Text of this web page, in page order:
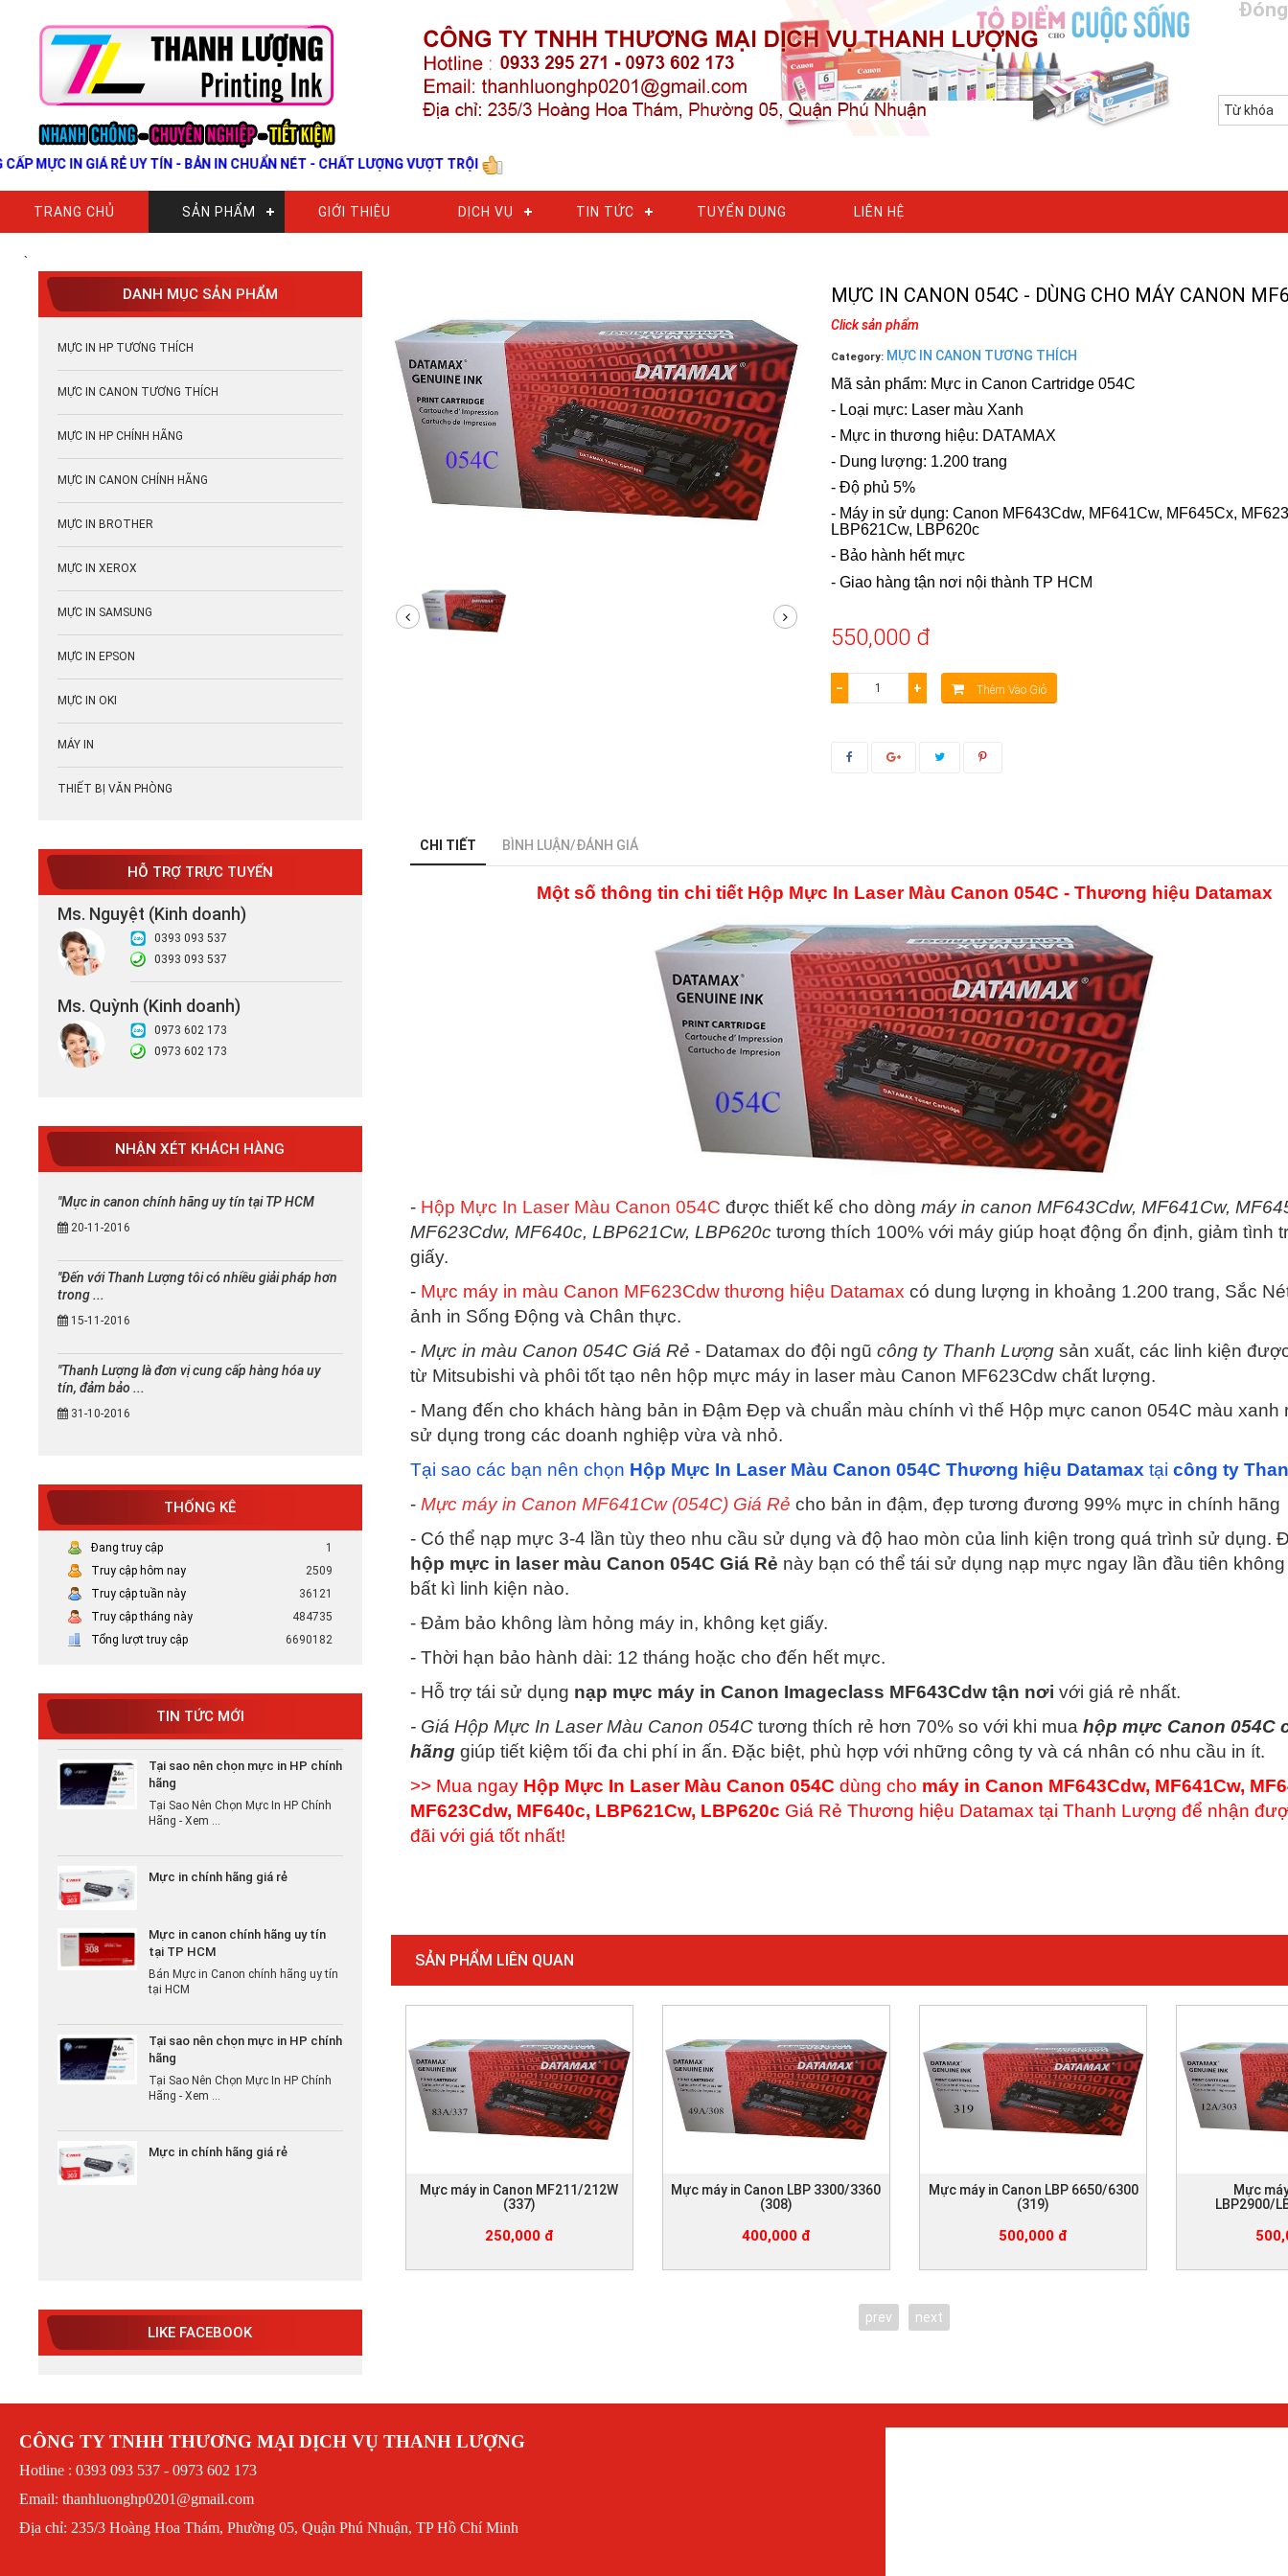
Đóng
IN GIÁ RẺ UY TÍN - BẢN IN CHUẨN NÉT - CHẤT LƯỢNG VƯỢT TRỘI
TRANG CHỦ SẢN PHẨM GIỚI THIỆU DỊCH VỤ TIN TỨC TUYỂN DỤNG LIÊN HỆ
`
DANH MỤC SẢN PHẨM
MỰC IN HP TƯƠNG THÍCH
MỰC IN CANON TƯƠNG THÍCH
MỰC IN HP CHÍNH HÃNG
MỰC IN CANON CHÍNH HÃNG
MỰC IN BROTHER
MỰC IN XEROX
MỰC IN SAMSUNG
MỰC IN EPSON
MỰC IN OKI
MÁY IN
THIẾT BỊ VĂN PHÒNG
HỖ TRỢ TRỰC TUYẾN
Ms. Nguyệt (Kinh doanh)
0393 093 537
0393 093 537
Ms. Quỳnh (Kinh doanh)
0973 602 173
0973 602 173
NHẬN XÉT KHÁCH HÀNG
"Mực in canon chính hãng uy tín tại TP HCM
20-11-2016
"Đến với Thanh Lượng tôi có nhiều giải pháp hơn
trong ...
15-11-2016
"Thanh Lượng là đơn vị cung cấp hàng hóa uy
tín, đảm bảo ...
31-10-2016
THỐNG KÊ
Đang truy cập
1
Truy cập hôm nay
2509
Truy cập tuần này
36121
Truy cập tháng này
484735
Tổng lượt truy cập
6690182
TIN TỨC MỚI
Mực in canon chính hãng uy tín
tại HCM
Tại sao nên chọn mực in HP chính
hãng
Tại Sao Nên Chọn Mực In HP Chính
Hãng - Xem ...
Mực in chính hãng giá rẻ
tại TP HCM
Bán Mực in Canon chính hãng uy tín
tại HCM
Tại sao nên chọn mực in HP chính
hãng
Tại Sao Nên Chọn Mực In HP Chính
Hãng - Xem ...
Mực in chính hãng giá rẻ
LIKE FACEBOOK
MỰC IN CANON 054C - DÙNG CHO MÁY CANON
Click sản phẩm
Category: MỰC IN CANON TƯƠNG THÍCH
Mã sản phẩm: Mực in Canon Cartridge 054C
- Loại mực: Laser màu Xanh
- Mực in thương hiệu: DATAMAX
- Dung lượng: 1.200 trang
- Độ phủ 5%
- Máy in sử dụng: Canon MF643Cdw, MF641Cw, MF645Cx,
LBP621Cw, LBP620c
- Bảo hành hết mực
- Giao hàng tận nơi nội thành TP HCM
550,000 đ
− + Thêm Vào Giỏ
CHI TIẾT BÌNH LUẬN/ĐÁNH GIÁ
Một số thông tin chi tiết Hộp Mực In Laser Màu Canon 054C - Thương hiệu Datamax
- Hộp Mực In Laser Màu Canon 054C được thiết kế cho dòng máy in canon MF643Cdw, MF641Cw,
MF623Cdw, MF640c, LBP621Cw, LBP620ctương thích 100% với máy giúp hoạt động ổn định, giảm tình
giấy.
- Mực máy in màu Canon MF623Cdw thương hiệu Datamax có dung lượng in khoảng 1.200 trang, Sắc
ảnh in Sống Động và Chân thực.
- Mực in màu Canon 054C Giá Rẻ - Datamax do đội ngũ công ty Thanh Lượngsản xuất, các linh kiện
từ Mitsubishi và phôi tốt tạo nên hộp mực máy in laser màu Canon MF623Cdw chất lượng.
- Mang đến cho khách hàng bản in Đậm Đẹp và chuẩn màu chính vì thế Hộp mực canon 054C màu xanh
sử dụng trong các doanh nghiệp vừa và nhỏ.
Tại sao các bạn nên chọn Hộp Mực In Laser Màu Canon 054C Thương hiệu Datamaxtại công ty
- Mực máy in Canon MF641Cw (054C) Giá Rẻ cho bản in đậm, đẹp tương đương 99% mực in chính hãng
- Có thể nạp mực 3-4 lần tùy theo nhu cầu sử dụng và độ hao mòn của linh kiện trong quá trình sử dụng.
hộp mực in laser màu Canon 054C Giá Rẻ này bạn có thể tái sử dụng nạp mực ngay lần đầu tiên
bất kì linh kiện nào.
- Đảm bảo không làm hỏng máy in, không kẹt giấy.
- Thời hạn bảo hành dài: 12 tháng hoặc cho đến hết mực.
- Hỗ trợ tái sử dụng nạp mực máy in Canon Imageclass MF643Cdw tận nơi với giá rẻ nhất.
- Giá Hộp Mực In Laser Màu Canon 054C tương thích rẻ hơn 70% so với khi mua hộp mực Canon 054C
hãng giúp tiết kiệm tối đa chi phí in ấn. Đặc biệt, phù hợp với những công ty và cá nhân có nhu cầu in ít.
>> Mua ngay Hộp Mực In Laser Màu Canon 054C dùng cho máy in Canon MF643Cdw, MF641Cw,
MF623Cdw, MF640c, LBP621Cw, LBP620c Giá Rẻ Thương hiệu Datamax tại Thanh Lượng để nhận
đãi với giá tốt nhất!
SẢN PHẨM LIÊN QUAN
Mực máy in Canon MF211/212W
(337)
250,000 đ
Mực máy in Canon LBP 3300/3360
(308)
400,000 đ
Mực máy in Canon LBP 6650/6300
(319)
500,000 đ
Mực
LBP2900/
prev next
CÔNG TY TNHH THƯƠNG MẠI DỊCH VỤ THANH LƯỢNG
Hotline : 0393 093 537 - 0973 602 173
Email: thanhluonghp0201@gmail.com
Địa chỉ: 235/3 Hoàng Hoa Thám, Phường 05, Quận Phú Nhuận, TP Hồ Chí Minh